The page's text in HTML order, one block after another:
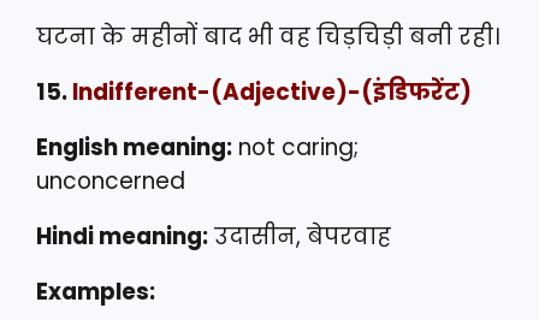
घटना के महीनों बाद भी वह चिड़चिड़ी बनी रही।
15.Indifferent-(Adjective)-(इंडिफरेंट)
English meaning: not caring;
unconcerned
Hindi meaning:उदासीन, बेपरवाह
Examples: